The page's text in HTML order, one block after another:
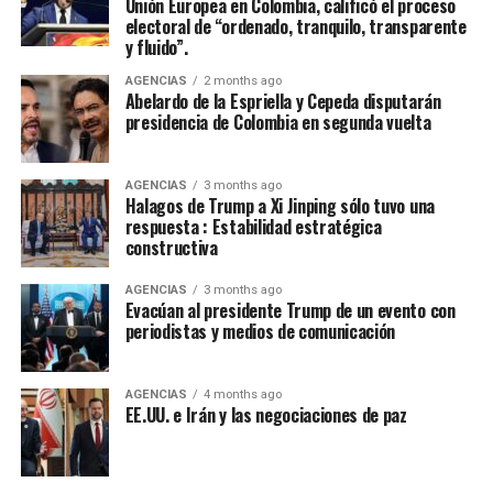
general, encontrarán en nosotros una disposición
sincera de concertación”, afirmó Cepeda, que le reiteró a
las urnas. Somos una parte fundamental de la nación.
Somos una fuerza política, social y cultural presente en
cada rincón del país. Somos la fuerza serena del cambio
social y nadie podrá detenernos”.
De la Espriella toma nota del mensaje de Cepeda:
“Acabó la campaña”
El presidente electo de Colombia, Abelardo de la
Espriella, calificó de “positivo” el mensaje de
reconocimiento a su victoria en las urnas hecho por el
senador Iván Cepeda, aseguró que “tomó nota” de su
mensaje, sostuvo que la campaña terminó y que era hora
de “unir esfuerzos”.
“El presidente electo gobernará en beneficio de todos
Unión Europea en Colombia, calificó el proceso
electoral de “ordenado, tranquilo, transparente
y fluido”.
AGENCIAS 2 months ago
Abelardo de la Espriella y Cepeda disputarán
presidencia de Colombia en segunda vuelta
AGENCIAS 3 months ago
Halagos de Trump a Xi Jinping sólo tuvo una
respuesta : Estabilidad estratégica
constructiva
AGENCIAS 3 months ago
Evacúan al presidente Trump de un evento con
periodistas y medios de comunicación
AGENCIAS 4 months ago
EE.UU. e Irán y las negociaciones de paz